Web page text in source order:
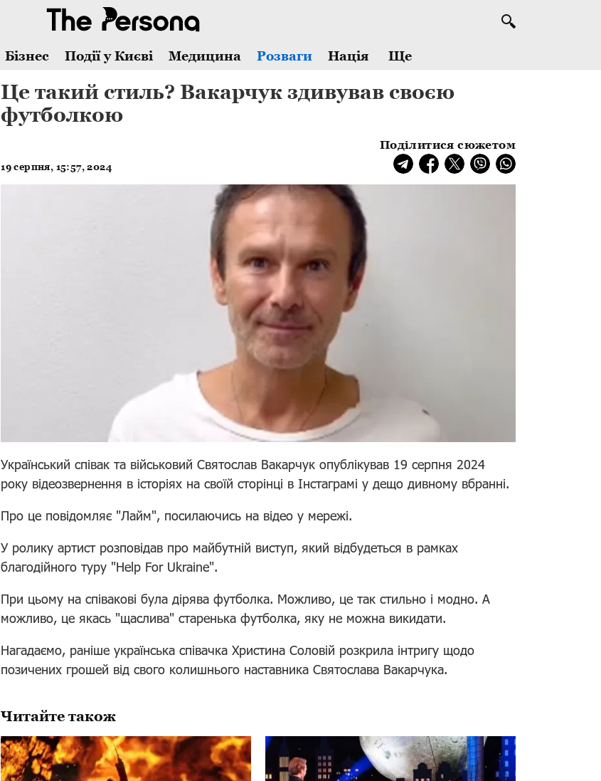
Бізнес Події у Києві Медицина Розваги Нація Ще
Це такий стиль? Вакарчук здивував своєю
футболкою
Поділитися сюжетом
19 серпня, 15:57, 2024
Український співак та військовий Святослав Вакарчук опублікував 19 серпня 2024
року відеозвернення в історіях на своїй сторінці в Інстаграмі у дещо дивному вбранні.
Про це повідомляє "Лайм", посилаючись на відео у мережі.
У ролику артист розповідав про майбутній виступ, який відбудеться в рамках
благодійного туру "Help For Ukraine".
При цьому на співакові була дірява футболка. Можливо, це так стильно і модно. А
можливо, це якась "щаслива" старенька футболка, яку не можна викидати.
Нагадаємо, раніше українська співачка Христина Соловій розкрила інтригу щодо
позичених грошей від свого колишнього наставника Святослава Вакарчука.
Читайте також